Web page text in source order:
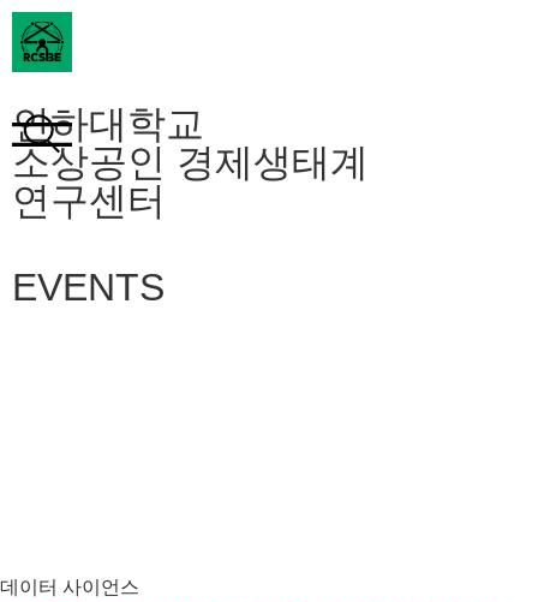
인하대학교
소상공인 경제생태계
연구센터
EVENTS
데이터 사이언스